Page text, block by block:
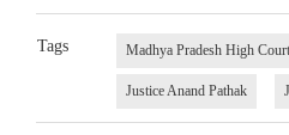
Tags Madhya Pradesh High Court
Justice Anand Pathak